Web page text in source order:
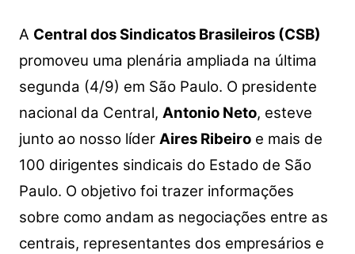
A Central dos Sindicatos Brasileiros (CSB)
promoveu uma plenária ampliada na última
segunda (4/9) em São Paulo. O presidente
nacional da Central, Antonio Neto, esteve
junto ao nosso líder Aires Ribeiroe mais de
100 dirigentes sindicais do Estado de São
Paulo. O objetivo foi trazer informações
sobre como andam as negociações entre as
centrais, representantes dos empresários e